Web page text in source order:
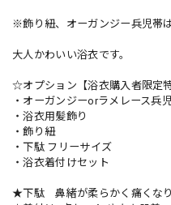
※飾り紐、オーガンジー兵児帯
大人かわいい浴衣です。
☆オプション【浴衣購入者限定特
・オーガンジーorラメレース兵
・浴衣用髪飾り
・飾り紐
・下駄 フリーサイズ
・浴衣着付けセット
★下駄 鼻緒が柔らかく痛くな